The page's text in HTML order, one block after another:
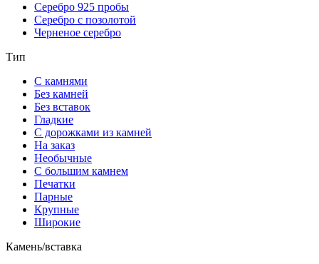
Серебро 925 пробы
Серебро с позолотой
Черненое серебро
Тип
С камнями
Без камней
Без вставок
Гладкие
С дорожками из камней
На заказ
Необычные
С большим камнем
Печатки
Парные
Крупные
Широкие
Камень/вставка